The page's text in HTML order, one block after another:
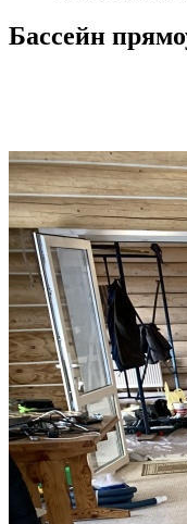
Бассейн